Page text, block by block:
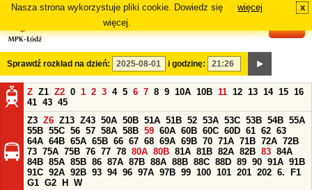
Nasza strona wykorzystuje pliki cookie. Dowiedz się
więcej.
więcej x
Sprawdź rozkład na dzień: i godzinę:
Z Z1 Z2 0 1 2 3 4 5 6 7 8 9 10A 10B 11 12 13 14 15 16
41 43 45
Z3 Z6 Z13 Z43 50A 50B 51A 51B 52 53A 53C 53B 54B 55A
55B 55C 56 57 58A 58B 59 60A 60B 60C 60D 61 62 63
64A 64B 65A 65B 66 67 68 69A 69B 70 71A 71B 72A 72B
73 75A 75B 76 77 78 80A 80B 81A 81B 82A 82B 83 84A
84B 85A 85B 86 87A 87B 88A 88B 88C 88D 89 90 91A 91B
91C 92A 92B 93 94 96 97A 97B 99 100 101 201 202 6.
F1
G1 G2 H
W